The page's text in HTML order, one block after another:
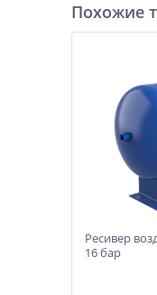
Похожие
Ресивер
16 бар